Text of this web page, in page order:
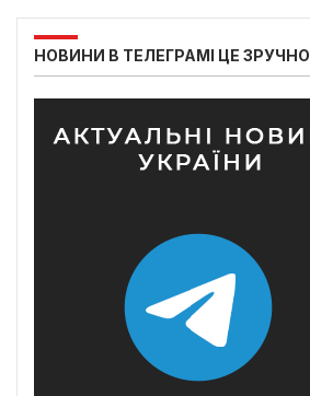
НОВИНИ В ТЕЛЕГРАМІ ЦЕ ЗРУЧНО